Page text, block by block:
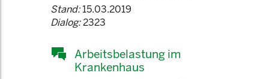
Stand:15.03.2019
Dialog:2323
Arbeitsbelastung im
Krankenhaus